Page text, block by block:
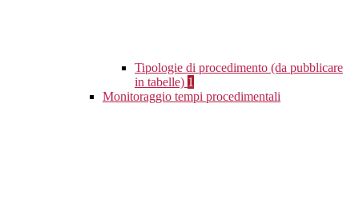
Tipologie di procedimento (da pubblicare
in tabelle) 1
Monitoraggio tempi procedimentali